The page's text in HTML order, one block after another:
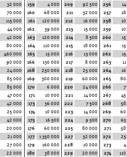
32 000
70 000
115 000
44 000
42 000
80 000
460 000
90 000
24 000
85 000
85 000
47 000
42 000
25 000
42 000
20 000
21 000
27 000
22 000
159
4 000
160
68 000
161
120 000
162
39 000
163
120 000
164
110 000
165
15 000
166
130 000
168
250 000
169
300 000
170
6 000
171
10 000
173
36 000
174
10 000
175
16 500
176
60 000
177
1 350 000
179
160 000
180
38 000
209
92 500
211
32 000
212
16 000
213
15 000
214
8 500
215
18 000
216
13 000
217
8 000
218
25 000
219
60 000
220
24 000
221
14 000
222
7 500
223
14 000
224
9 500
225
80 000
227
32 000
228
10 000
229
20 000
256
257
258
259
260
261
262
263
264
265
80
266
267
268
269
60
270
271
272
273
274